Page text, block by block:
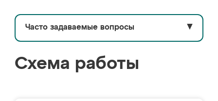
Часто задаваемые вопросы ▼
Схема работы